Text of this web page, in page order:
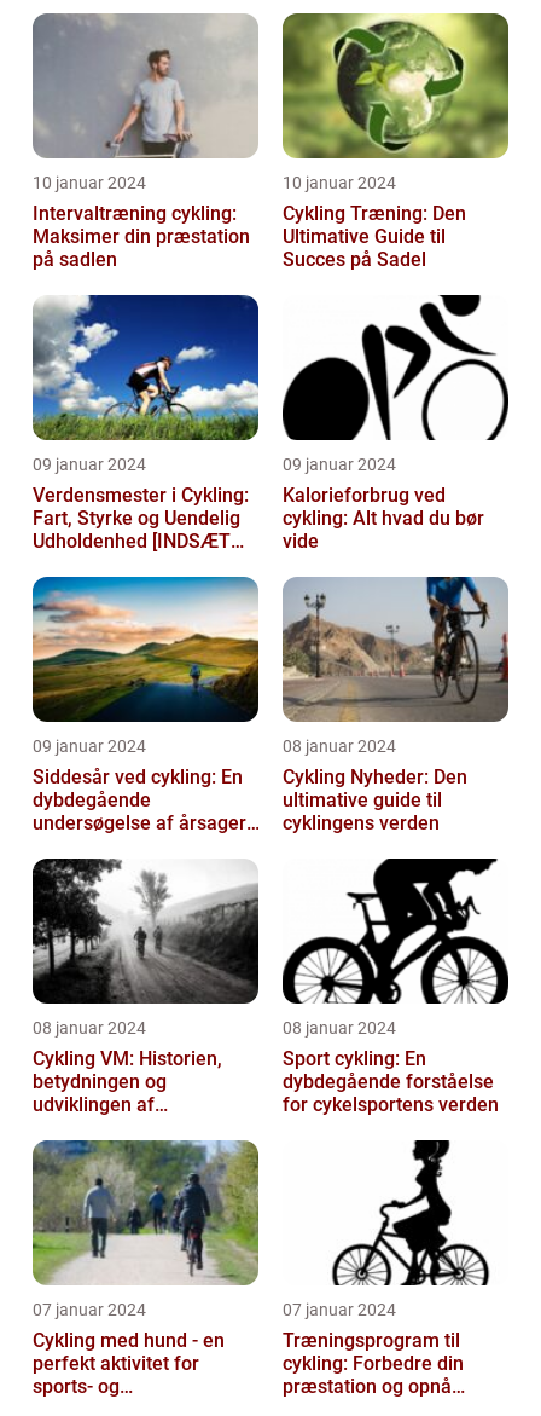
10 januar 2024
Intervaltræning cykling:
Maksimer din præstation
på sadlen
10 januar 2024
Cykling Træning: Den
Ultimative Guide til
Succes på Sadel
09 januar 2024
Verdensmester i Cykling:
Fart, Styrke og Uendelig
Udholdenhed [INDSÆT
09 januar 2024
Kalorieforbrug ved
cykling: Alt hvad du bør
vide
09 januar 2024
Siddesår ved cykling: En
dybdegående
undersøgelse af årsager,
behandling
08 januar 2024
Cykling Nyheder: Den
ultimative guide til
cyklingens verden
08 januar 2024
Cykling VM: Historien,
betydningen og
udviklingen af
08 januar 2024
Sport cykling: En
dybdegående forståelse
for cykelsportens verden
07 januar 2024
Cykling med hund - en
perfekt aktivitet for
sports- og
07 januar 2024
Træningsprogram til
cykling: Forbedre din
præstation og opnå